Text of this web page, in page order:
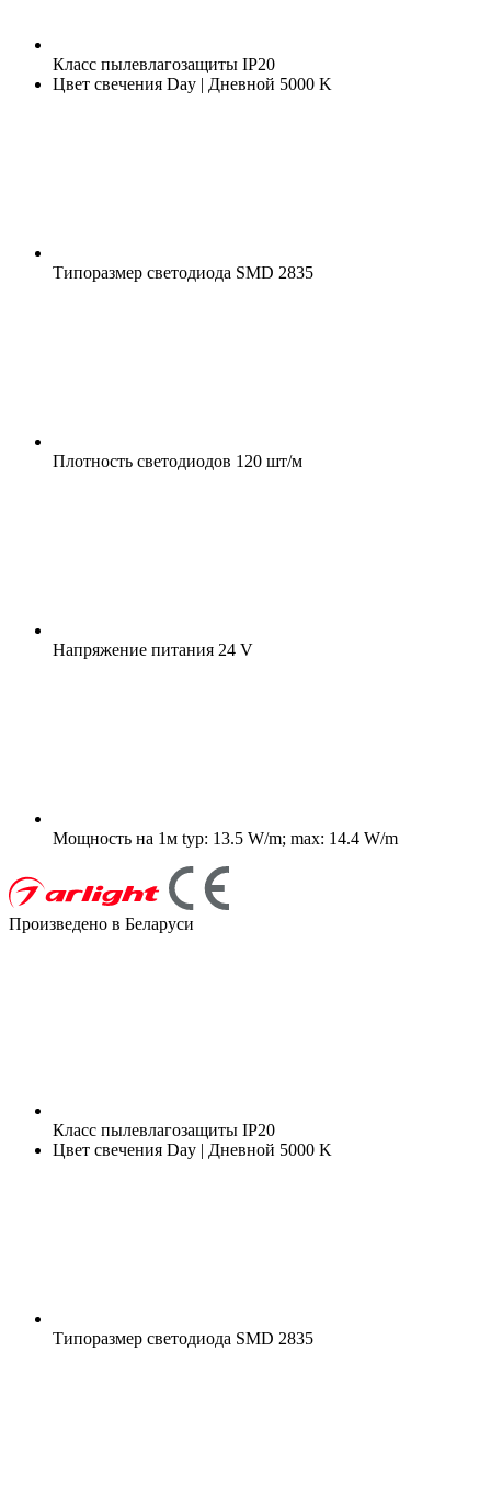
Класс пылевлагозащиты IP20
Цвет свечения Day | Дневной 5000 K
Типоразмер светодиода SMD 2835
Плотность светодиодов 120 шт/м
Напряжение питания 24 V
Мощность на 1м typ: 13.5 W/m; max: 14.4 W/m
Произведено в Беларуси
Класс пылевлагозащиты IP20
Цвет свечения Day | Дневной 5000 K
Типоразмер светодиода SMD 2835